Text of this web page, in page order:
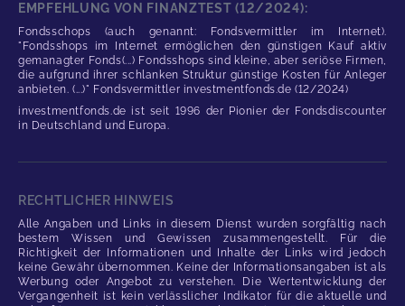
EMPFEHLUNG VON FINANZTEST (12/2024):
Fondsschops (auch genannt: Fondsvermittler im Internet).
"Fondsshops im Internet ermöglichen den günstigen Kauf aktiv
gemanagter Fonds(...) Fondsshops sind kleine, aber seriöse Firmen,
die aufgrund ihrer schlanken Struktur günstige Kosten für Anleger
anbieten. (...)" Fondsvermittler investmentfonds.de (12/2024)
investmentfonds.de ist seit 1996 der Pionier der Fondsdiscounter
in Deutschland und Europa.
RECHTLICHER HINWEIS
Alle Angaben und Links in diesem Dienst wurden sorgfältig nach
bestem Wissen und Gewissen zusammengestellt. Für die
Richtigkeit der Informationen und Inhalte der Links wird jedoch
keine Gewähr übernommen. Keine der Informationsangaben ist als
Werbung oder Angebot zu verstehen. Die Wertentwicklung der
Vergangenheit ist kein verlässlicher Indikator für die aktuelle und